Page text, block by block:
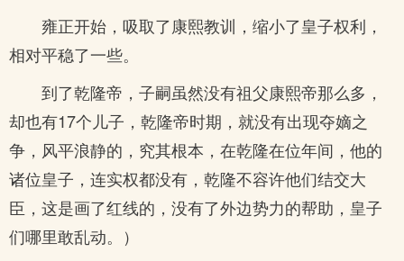
雍正开始，吸取了康熙教训，缩小了皇子权利，
相对平稳了一些。
到了乾隆帝，子嗣虽然没有祖父康熙帝那么多，
却也有17个儿子，乾隆帝时期，就没有出现夺嫡之
争，风平浪静的，究其根本，在乾隆在位年间，他的
诸位皇子，连实权都没有，乾隆不容许他们结交大
臣，这是画了红线的，没有了外边势力的帮助，皇子
们哪里敢乱动。）